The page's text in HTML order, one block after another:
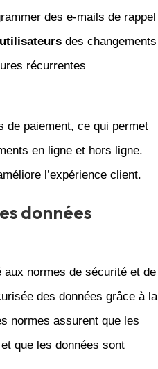
des e-mails de rappel
utilisateursdes changements
récurrentes
de paiement, ce qui permet
en ligne et hors ligne.
l’expérience client.
données
normes de sécurité et de
des données grâce à la
normes assurent que les
que les données sont